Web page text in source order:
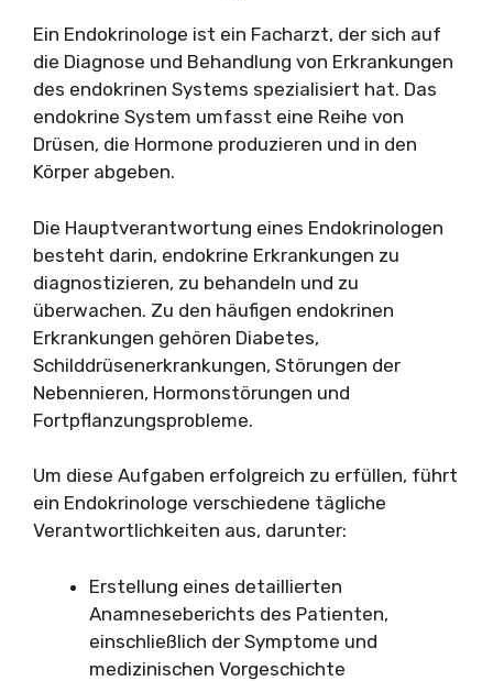
Ein Endokrinologe ist ein Facharzt, der sich auf
die Diagnose und Behandlung von Erkrankungen
des endokrinen Systems spezialisiert hat. Das
endokrine System umfasst eine Reihe von
Drüsen, die Hormone produzieren und in den
Körper abgeben.
Die Hauptverantwortung eines Endokrinologen
besteht darin, endokrine Erkrankungen zu
diagnostizieren, zu behandeln und zu
überwachen. Zu den häufigen endokrinen
Erkrankungen gehören Diabetes,
Schilddrüsenerkrankungen, Störungen der
Nebennieren, Hormonstörungen und
Fortpflanzungsprobleme.
Um diese Aufgaben erfolgreich zu erfüllen, führt
ein Endokrinologe verschiedene tägliche
Verantwortlichkeiten aus, darunter:
Erstellung eines detaillierten
Anamneseberichts des Patienten,
einschließlich der Symptome und
medizinischen Vorgeschichte